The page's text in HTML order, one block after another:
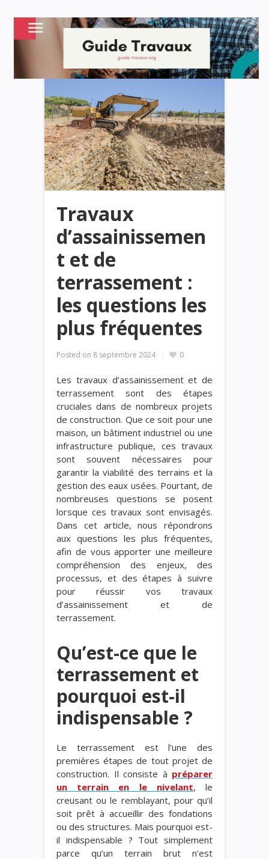
Travaux
d’assainissemen
t et de
terrassement :
les questions les
plus fréquentes
Posted on 8 septembre 2024 0
Les travaux d’assainissement et de
terrassement sont des étapes
cruciales dans de nombreux projets
de construction. Que ce soit pour une
maison, un bâtiment industriel ou une
infrastructure publique, ces travaux
sont souvent nécessaires pour
garantir la viabilité des terrains et la
gestion des eaux usées. Pourtant, de
nombreuses questions se posent
lorsque ces travaux sont envisagés.
Dans cet article, nous répondrons
aux questions les plus fréquentes,
afin de vous apporter une meilleure
compréhension des enjeux, des
processus, et des étapes à suivre
pour réussir vos travaux
d’assainissement et de
terrassement.
Qu’est-ce que le
terrassement et
pourquoi est-il
indispensable ?
Le terrassement est l’une des
premières étapes de tout projet de
construction. Il consiste à préparer
un terrain en le nivelant, le
creusant ou le remblayant, pour qu’il
soit prêt à accueillir des fondations
ou des structures. Mais pourquoi est-
il indispensable ? Tout simplement
parce qu’un terrain brut n’est